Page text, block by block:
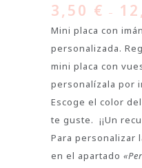
3,50 € –
Mini placa con
personalizada.
mini placa con
personalízala por
Escoge el color
te guste. ¡¡Un
Para personalizar
en el apartado